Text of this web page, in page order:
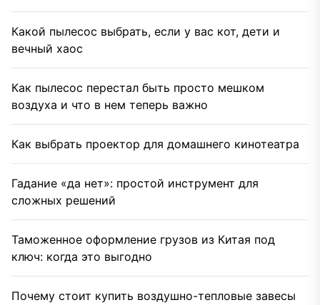
Какой пылесос выбрать, если у вас кот, дети и
вечный хаос
Как пылесос перестал быть просто мешком
воздуха и что в нем теперь важно
Как выбрать проектор для домашнего кинотеатра
Гадание «да нет»: простой инструмент для
сложных решений
Таможенное оформление грузов из Китая под
ключ: когда это выгодно
Почему стоит купить воздушно-тепловые завесы